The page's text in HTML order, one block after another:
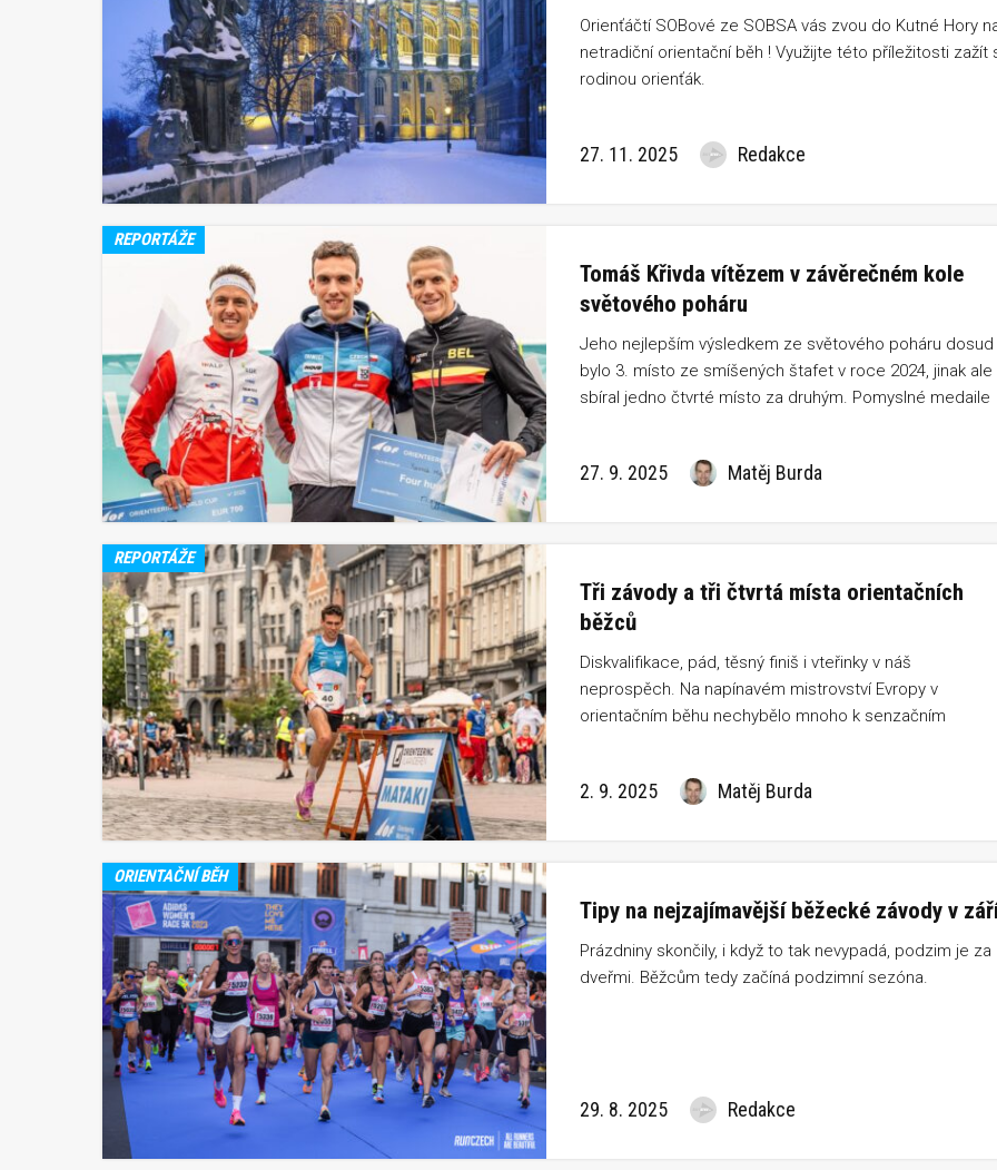
Orienťáčtí SOBové ze SOBSA vás zvou do Kutné Hory
netradiční orientační běh ! Využijte této příležitosti zažít
rodinou orienťák.
27. 11. 2025 Redakce
REPORTÁŽE
Tomáš Křivda vítězem v závěrečném kole
světového poháru
Jeho nejlepším výsledkem ze světového poháru dosud
bylo 3. místo ze smíšených štafet v roce 2024, jinak ale
sbíral jedno čtvrté místo za druhým. Pomyslné medaile
neztrácel ani jednou víru český reprezentant. Nyní se
27. 9. 2025 Matěj Burda
REPORTÁŽE
Tři závody a tři čtvrtá místa orientačních
běžců
Diskvalifikace, pád, těsný finiš i vteřinky v náš
neprospěch. Na napínavém mistrovství Evropy v
orientačním běhu nechybělo mnoho k senzačním
bojovat s evropskou elitou.
2. 9. 2025 Matěj Burda
ORIENTAČNÍ BĚH
Tipy na nejzajímavější běžecké závody v
Prázdniny skončily, i když to tak nevypadá, podzim je za
dveřmi. Běžcům tedy začíná podzimní sezóna.
29. 8. 2025 Redakce